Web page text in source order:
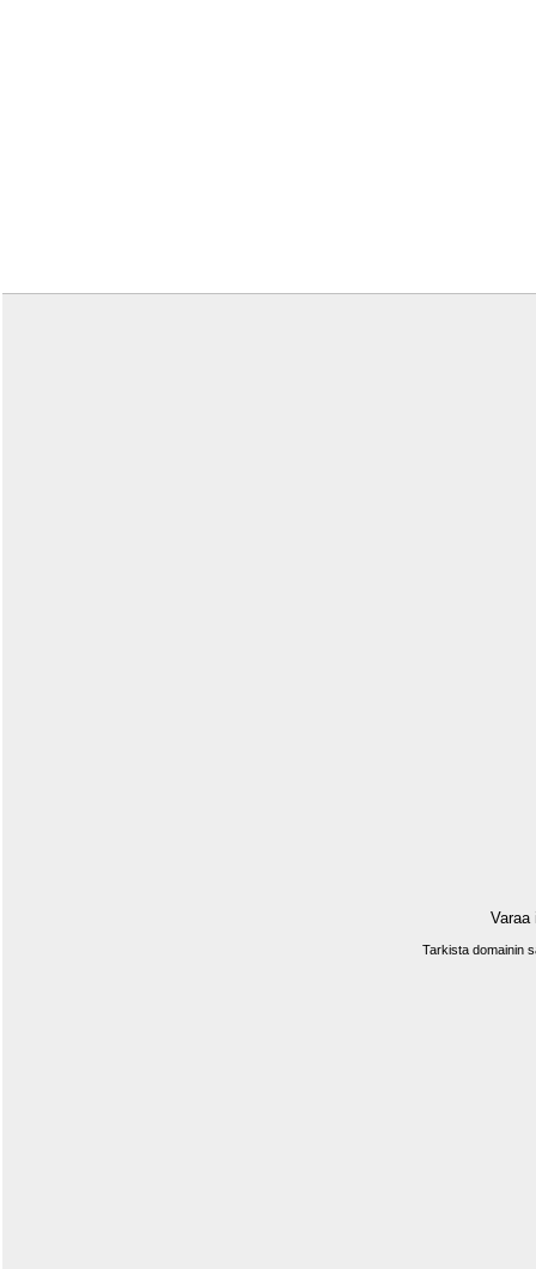
Varaa
Tarkista domainin